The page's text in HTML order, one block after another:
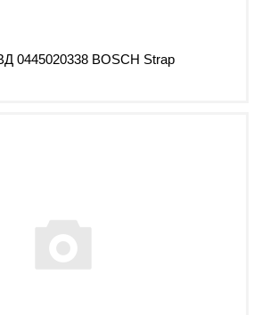
0445020338 BOSCH Strap